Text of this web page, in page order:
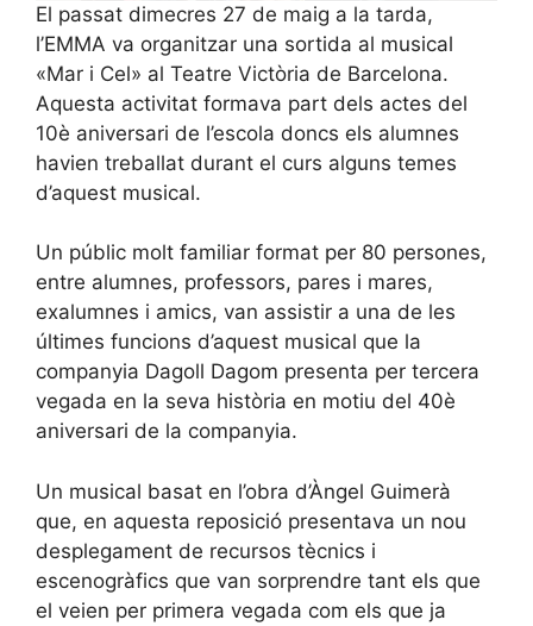
El passat dimecres 27 de maig a la tarda,
l’EMMA va organitzar una sortida al musical
«Mar i Cel» al Teatre Victòria de Barcelona.
Aquesta activitat formava part dels actes del
10è aniversari de l’escola doncs els alumnes
havien treballat durant el curs alguns temes
d’aquest musical.
Un públic molt familiar format per 80 persones,
entre alumnes, professors, pares i mares,
exalumnes i amics, van assistir a una de les
últimes funcions d’aquest musical que la
companyia Dagoll Dagom presenta per tercera
vegada en la seva història en motiu del 40è
aniversari de la companyia.
Un musical basat en l’obra d’Àngel Guimerà
que, en aquesta reposició presentava un nou
desplegament de recursos tècnics i
escenogràfics que van sorprendre tant els que
el veien per primera vegada com els que ja